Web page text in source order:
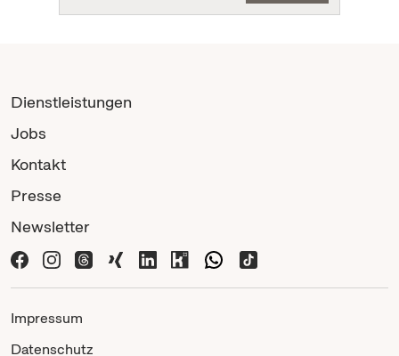
Dienstleistungen
Jobs
Kontakt
Presse
Newsletter
Impressum
Datenschutz